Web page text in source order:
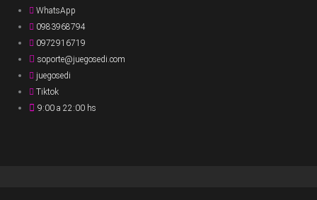
WhatsApp
0983968794
0972916719
soporte@juegosedi.com
juegosedi
Tiktok
9:00 a 22:00 hs